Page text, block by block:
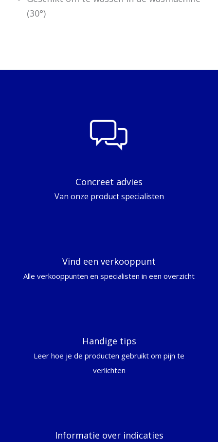
(30°)
Concreet advies
Van onze product specialisten
Vind een verkooppunt
Alle verkooppunten en specialisten in een overzicht
Handige tips
Leer hoe je de producten gebruikt om pijn te
verlichten
Informatie over indicaties